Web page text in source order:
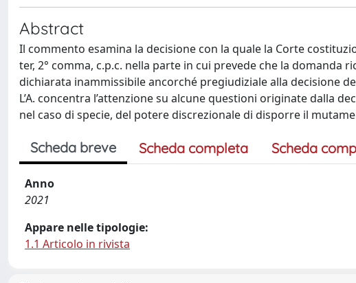
Abstract
Il commento esamina la decisione con la quale la Corte
ter, 2° comma, c.p.c. nella parte in cui prevede che la
dichiarata inammissibile ancorché pregiudiziale alla decisione
L’A. concentra l’attenzione su alcune questioni originate dalla
nel caso di specie, del potere discrezionale di disporre il
Scheda breve Scheda completa Scheda
Anno
2021
Appare nelle tipologie:
1.1 Articolo in rivista